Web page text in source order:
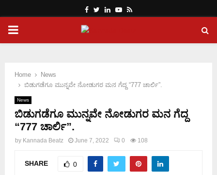
Facebook
Twitter
LinkedinYoutube
Rss
PRIMARY
Home
News
ಬಿಡುಗಡೆಗೂ ಮುನ್ನವೇ ನೋಡುಗರ ಮನ ಗೆದ್ದ “777 ಚಾರ್ಲಿ”.
News
ಬಿಡುಗಡೆಗೂ ಮುನ್ನವೇ ನೋಡುಗರ ಮನ ಗೆದ್ದ
“777 ಚಾರ್ಲಿ”.
by Kannada Beatz June 7, 2022 0 108
SHARE 0